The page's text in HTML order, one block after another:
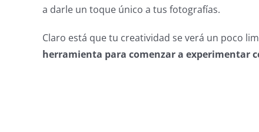
a darle un toque único a tus fotografías.
Claro está que tu creatividad se verá un poco
herramienta para comenzar a experimentar